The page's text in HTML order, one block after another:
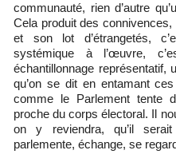
communauté, rien d’autre
Cela produit des
et son lot d’étrangetés,
systémique à l’œuvre,
échantillonnage représentatif,
qu’on se dit en entamant
comme le Parlement tente
proche du corps électoral. Il
on y reviendra, qu’il
parlemente, échange, se